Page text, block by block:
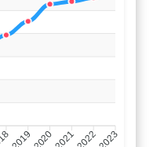
20192020202120222023